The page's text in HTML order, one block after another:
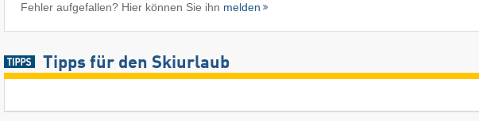
Fehler aufgefallen? Hier können Sie ihn melden
Tipps für den Skiurlaub